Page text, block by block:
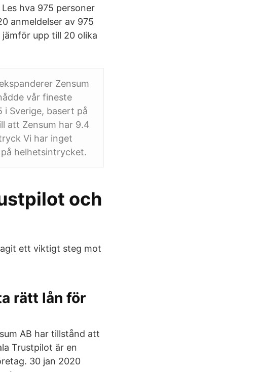
hva 975 personer
anmeldelser av 975
upp till 20 olika
Zensum
vår fineste
Sverige, basert på
att Zensum har 9.4
Vi har inget
helhetsintrycket.
och
ett viktigt steg mot
rätt lån för
AB har tillstånd att
Trustpilot är en
30 jan 2020